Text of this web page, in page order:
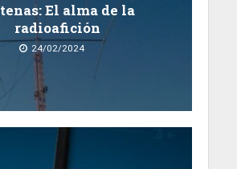
El alma de la
radioafición
24/02/2024